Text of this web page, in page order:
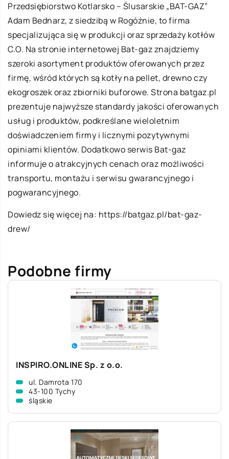
Przedsiębiorstwo Kotlarsko – Ślusarskie „BAT-GAZ”
Adam Bednarz, z siedzibą w Rogóźnie, to firma
specjalizująca się w produkcji oraz sprzedaży kotłów
C.O. Na stronie internetowej Bat-gaz znajdziemy
szeroki asortyment produktów oferowanych przez
firmę, wśród których są kotły na pellet, drewno czy
ekogroszek oraz zbiorniki buforowe. Strona batgaz.pl
prezentuje najwyższe standardy jakości oferowanych
usług i produktów, podkreślane wieloletnim
doświadczeniem firmy i licznymi pozytywnymi
opiniami klientów. Dodatkowo serwis Bat-gaz
informuje o atrakcyjnych cenach oraz możliwości
transportu, montażu i serwisu gwarancyjnego i
pogwarancyjnego.
Dowiedz się więcej na: https://batgaz.pl/bat-gaz-
drew/
Podobne firmy
INSPIRO.ONLINE Sp. z o.o.
ul. Damrota 170
43-100 Tychy
śląskie